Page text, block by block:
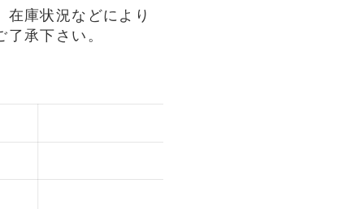
庫状況などにより
承下さい。